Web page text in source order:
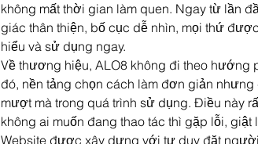
không mất thời gian làm quen. Ngay từ lần
giác thân thiện, bố cục dễ nhìn, mọi thứ
hiểu và sử dụng ngay.
Về thương hiệu, ALO8 không đi theo hướng
đó, nền tảng chọn cách làm đơn giản
mượt mà trong quá trình sử dụng. Điều này
không ai muốn đang thao tác thì gặp lỗi,
Website được xây dựng với tư duy đặt